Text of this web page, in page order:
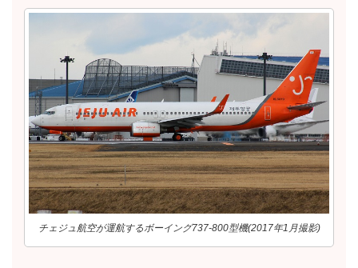
チェジュ航空が運航するボーイング737-800型機(2017年1月撮影)